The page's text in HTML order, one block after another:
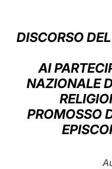
DISCORSO
AI
NAZIONALE
PROMOSSO